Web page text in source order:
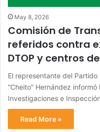
May 8, 2026
Comisión de
referidos contra
DTOP y centros
El representante del
“Cheito” Hernández
Investigaciones e
Read More »